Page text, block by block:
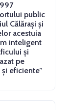
public
Călărași și
acestuia
inteligent
și
pe
eficiente”